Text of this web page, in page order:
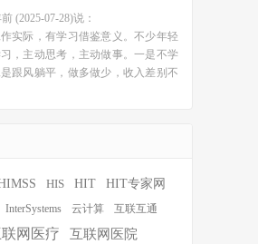
(2025-07-28)说：
实际，有学习借鉴意义。不少年轻
，主动思考，主动做事。一是不学
跟风躺平，做多做少，收入差别不
HIS HIT HIT专家网
InterSystems 云计算 互联互通
网医疗 互联网医院